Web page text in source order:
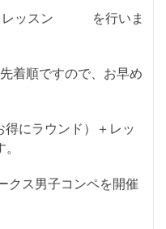
ッスン を行いま
着順ですので、お早め
にラウンド）＋レッ
クス男子コンペを開催